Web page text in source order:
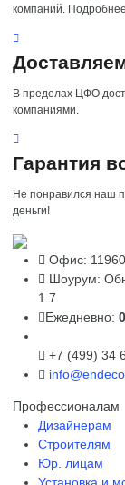
компаний.
В пределах ЦФО
компаниями.
Гарантия
Не понравился наш
деньги!
Офис:
Шоурум:
1.7
Ежедневно:
+7 (499) 34
Профессионалам
Дизайнерам
Строителям
Юр. лицам